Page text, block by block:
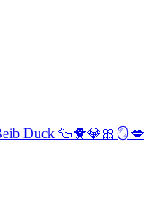
Duck 🦆🐥💎🎀🪞💋